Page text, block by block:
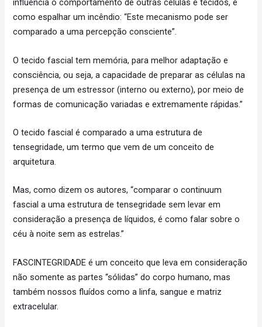
influencia o comportamento de outras células e tecidos, é
como espalhar um incêndio: “Este mecanismo pode ser
comparado a uma percepção consciente”.
O tecido fascial tem memória, para melhor adaptação e
consciência, ou seja, a capacidade de preparar as células na
presença de um estressor (interno ou externo), por meio de
formas de comunicação variadas e extremamente rápidas.”
O tecido fascial é comparado a uma estrutura de
tensegridade, um termo que vem de um conceito de
arquitetura.
Mas, como dizem os autores, “comparar o continuum
fascial a uma estrutura de tensegridade sem levar em
consideração a presença de líquidos, é como falar sobre o
céu à noite sem as estrelas.”
FASCINTEGRIDADE é um conceito que leva em consideração
não somente as partes “sólidas” do corpo humano, mas
também nossos fluídos como a linfa, sangue e matriz
extracelular.